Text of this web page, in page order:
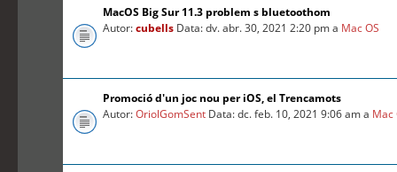
MacOS Big Sur 11.3 problem s bluetoothom
Autor:cubells Data: dv. abr. 30, 2021 2:20 pm a Mac OS
Promoció d'un joc nou per iOS, el Trencamots
Autor:OriolGomSent Data: dc. feb. 10, 2021 9:06 am a Mac